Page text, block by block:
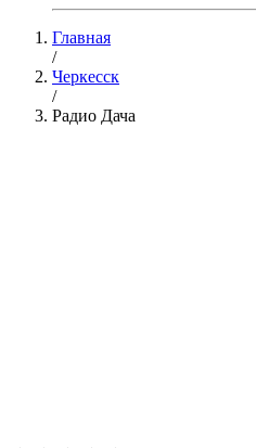
Главная
/
Черкесск
/
Радио Дача